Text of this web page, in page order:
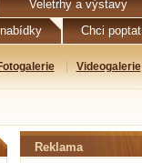
Veletrhy a výstavy
Chci poptat
Videogalerie
Reklama